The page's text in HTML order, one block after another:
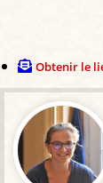
Obtenir le